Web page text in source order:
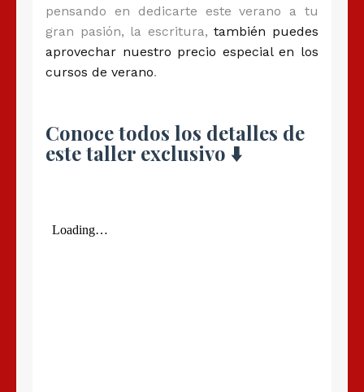
pensando en dedicarte este verano a tu
gran pasión, la escritura,también puedes
aprovechar nuestro precio especial en los
cursos de verano.
Conoce todos los detalles de
este taller exclusivo ⬇️